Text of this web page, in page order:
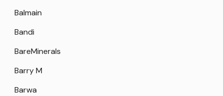
Balmain
Bandi
BareMinerals
Barry M
Barwa